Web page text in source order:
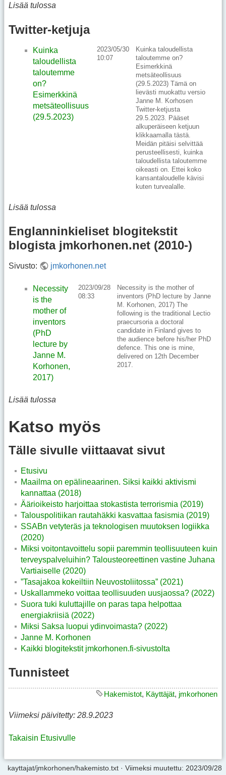
Lisää tulossa
Twitter-ketjuja
Kuinka
taloudellista
taloutemme
on?
Esimerkkinä
metsäteollisuus
(29.5.2023)
2023/05/30
10:07
Kuinka taloudellista
taloutemme on?
Esimerkkinä
metsäteollisuus
(29.5.2023) Tämä on
lievästi muokattu versio
Janne M. Korhosen
Twitter-ketjusta
29.5.2023. Pääset
alkuperäiseen ketjuun
klikkaamalla tästä.
Meidän pitäisi selvittää
perusteellisesti, kuinka
taloudellista taloutemme
oikeasti on. Ettei koko
kansantaloudelle kävisi
kuten turvealalle.
Lisää tulossa
Englanninkieliset blogitekstit
blogista jmkorhonen.net (2010-)
Sivusto: jmkorhonen.net
Necessity
is the
mother of
inventors
(PhD
lecture by
Janne M.
Korhonen,
2017)
2023/09/28
08:33
Necessity is the mother of
inventors (PhD lecture by Janne
M. Korhonen, 2017) The
following is the traditional Lectio
praecursoria a doctoral
candidate in Finland gives to
the audience before his/her PhD
defence. This one is mine,
delivered on 12th December
2017.
Lisää tulossa
Katso myös
Tälle sivulle viittaavat sivut
Etusivu
Maailma on epälineaarinen. Siksi kaikki aktivismi
kannattaa (2018)
Äärioikeisto harjoittaa stokastista terrorismia (2019)
Talouspolitiikan rautahäkki kasvattaa fasismia (2019)
SSABn vetyteräs ja teknologisen muutoksen logiikka
(2020)
Miksi voitontavoittelu sopii paremmin teollisuuteen kuin
terveyspalveluihin? Talousteoreettinen vastine Juhana
Vartiaiselle (2020)
”Tasajakoa kokeiltiin Neuvostoliitossa” (2021)
Uskallammeko voittaa teollisuuden uusjaossa? (2022)
Suora tuki kuluttajille on paras tapa helpottaa
energiakriisiä (2022)
Miksi Saksa luopui ydinvoimasta? (2022)
Janne M. Korhonen
Kaikki blogitekstit jmkorhonen.fi-sivustolta
Tunnisteet
Hakemistot, Käyttäjät, jmkorhonen
Viimeksi päivitetty: 28.9.2023
Takaisin Etusivulle
kayttajat/jmkorhonen/hakemisto.txt · Viimeksi muutettu: 2023/09/28